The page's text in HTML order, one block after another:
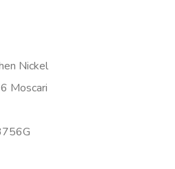
Nickel
Moscari